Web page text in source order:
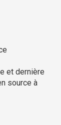
et dernière
source à